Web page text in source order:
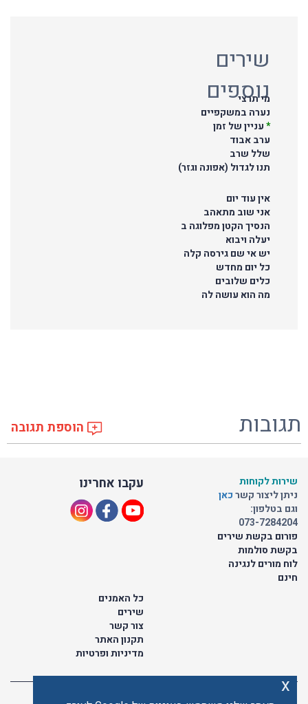
שירים
נוספים
מי תרצי
נערה במשקפיים
*עניין של זמן
ערב אבוד
שלל שרב
תנו לגדול (אפונה וגזר)
אין עוד יום
אני שוב מתאהב
הנסיך הקטן מפלוגה ב
יעלה ויבוא
יש אי שם גירסה קלה
כל יום מחדש
כלים שלובים
מה הוא עושה לה
תגובות הוספת תגובה
עקבו אחרינו
שירות לקוחות
ניתן ליצור קשרכאן
וגם בטלפון:
073-7284204
פורום בקשת שירים
בקשת סולמות
לוח מורים לנגינה
חינם
כל האמנים
שירים
צור קשר
תקנון האתר
מדיניות ופרטיות
x